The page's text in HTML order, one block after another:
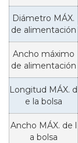
Diámetro MÁX.
de alimentación
Ancho máximo
de alimentación
Longitud MÁX. d
e la bolsa
Ancho MÁX. de l
a bolsa